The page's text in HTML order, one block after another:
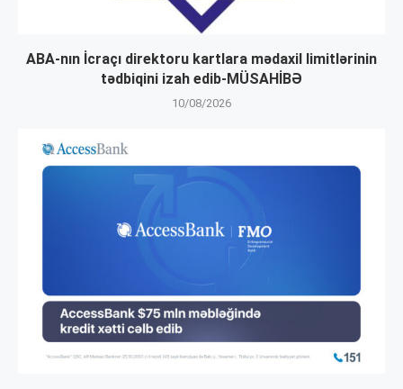
ABA-nın İcraçı direktoru kartlara mədaxil limitlərinin
tədbiqini izah edib-MÜSAHİBƏ
10/08/2026